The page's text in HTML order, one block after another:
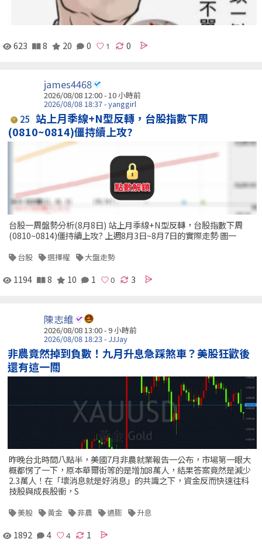
623 8 20 0 0
james4468
2026/08/08 12:00 -10 小時前
2026/08/08 18:37 - yanggirl
25 站上月季線+N型反轉，台股指數下周
(0810~0814)僵持續上攻?
台股一周盤勢分析(8月8日) 站上月季線+N型反轉，台股指數下周
(0810~0814)僵持續上攻? 上週8月3日~8月7日的實際走勢 圖一
台股 選擇權 大盤走勢
1194 8 10 1 3
陳志維
2026/08/08 13:00 -9 小時前
2026/08/08 18:23 - JJJay
非農竟然掉到負數！九月升息急踩煞車？美股狂歡後
還有這一關
昨晚台北時間八點半，美國7月非農就業報告一公布，市場第一眼大
概都愣了一下，原本華爾街等的是增加8萬人，結果答案竟然是減少
2.3萬人！在「壞消息就是好消息」的共識之下，資金反而快速往科
技股與成長股衝，S
美股 黃金 非農 通膨 升息
1892 4 1